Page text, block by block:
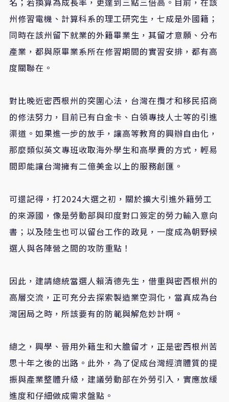
州修習電機、計算科系的理工研究生，七成是外國籍；
同時在該州留下就業的外籍畢業生，其留才意願、分布
產業，都與原畢業系所在修習期間的實習安排，都有高
度關聯在。
對比晚近密西根州的突圍心法，台灣在攬才和移民招商
的修法努力，目前已有白金卡、白領專技人士等的引進
渠道。如果進一步的放手，讓高等教育的興辦自由化，
那麼類似英文專班收取海外學生和高學費的方式，輕易
間即能讓台灣擁有二億美金以上的服務創匯。
可還記得，打2024大選之初，關於擴大引進外籍勞工
的來源國，像是勞動部與印度對口簽定的勞力輸入意向
書；以及陸生也可以留台工作的政見，一度成為朝野候
選人與各陣營之間的攻防重點！
因此，建請總統當選人賴清德先生，借重與密西根州的
高層交流，正可充分去探索製造業空洞化，當真成為台
灣困局之時，所該要有的防範與解危妙計啊。
總之，興學、晉用外籍生和大膽留才，正是密西根州苦
思十年之後的出路。此外，為了促成台灣經濟體質的提
振與產業整體升級，建議勞動部在外勞引入，實應放緩
進度和仔細做成需求盤點。